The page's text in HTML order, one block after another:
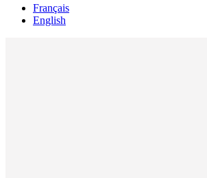
Français
English